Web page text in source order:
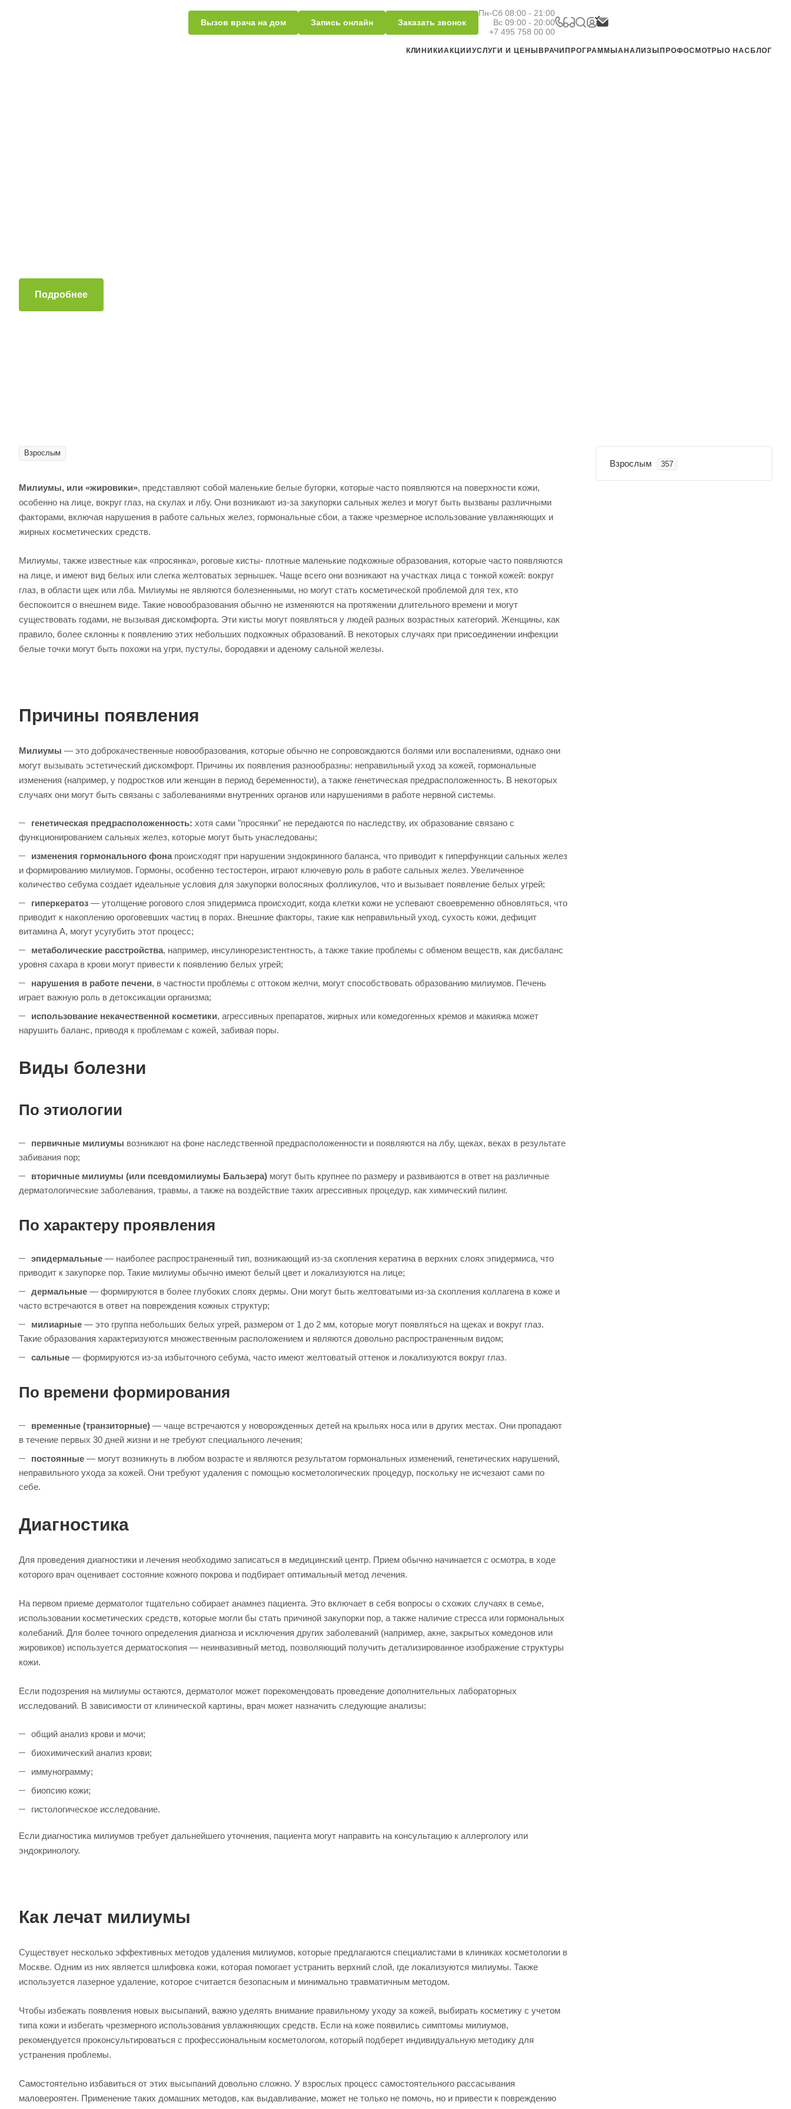
Вызов врача на дом Запись онлайн Заказать звонок
Пн-Сб 08:00 - 21:00
Вс 09:00 - 20:00
+7 495 758 00 00
КЛИНИКИАКЦИИУСЛУГИ И ЦЕНЫ ВРАЧИ ПРОГРАММЫАНАЛИЗЫ ПРОФОСМОТРЫО НАС БЛОГ
Подробнее
Взрослым
Милиумы, или «жировики», представляют собой маленькие белые бугорки, которые часто появляются на поверхности кожи,
особенно на лице, вокруг глаз, на скулах и лбу. Они возникают из-за закупорки сальных желез и могут быть вызваны различными
факторами, включая нарушения в работе сальных желез, гормональные сбои, а также чрезмерное использование увлажняющих и
жирных косметических средств.
Милиумы, также известные как «просянка», роговые кисты- плотные маленькие подкожные образования, которые часто появляются
на лице, и имеют вид белых или слегка желтоватых зернышек. Чаще всего они возникают на участках лица с тонкой кожей: вокруг
глаз, в области щек или лба. Милиумы не являются болезненными, но могут стать косметической проблемой для тех, кто
беспокоится о внешнем виде. Такие новообразования обычно не изменяются на протяжении длительного времени и могут
существовать годами, не вызывая дискомфорта. Эти кисты могут появляться у людей разных возрастных категорий. Женщины, как
правило, более склонны к появлению этих небольших подкожных образований. В некоторых случаях при присоединении инфекции
белые точки могут быть похожи на угри, пустулы, бородавки и аденому сальной железы.
Причины появления
Милиумы — это доброкачественные новообразования, которые обычно не сопровождаются болями или воспалениями, однако они
могут вызывать эстетический дискомфорт. Причины их появления разнообразны: неправильный уход за кожей, гормональные
изменения (например, у подростков или женщин в период беременности), а также генетическая предрасположенность. В некоторых
случаях они могут быть связаны с заболеваниями внутренних органов или нарушениями в работе нервной системы.
генетическая предрасположенность: хотя сами "просянки" не передаются по наследству, их образование связано с
функционированием сальных желез, которые могут быть унаследованы;
изменения гормонального фонапроисходят при нарушении эндокринного баланса, что приводит к гиперфункции сальных желез
и формированию милиумов. Гормоны, особенно тестостерон, играют ключевую роль в работе сальных желез. Увеличенное
количество себума создает идеальные условия для закупорки волосяных фолликулов, что и вызывает появление белых угрей;
гиперкератоз — утолщение рогового слоя эпидермиса происходит, когда клетки кожи не успевают своевременно обновляться, что
приводит к накоплению ороговевших частиц в порах. Внешние факторы, такие как неправильный уход, сухость кожи, дефицит
витамина A, могут усугубить этот процесс;
метаболические расстройства, например, инсулинорезистентность, а также такие проблемы с обменом веществ, как дисбаланс
уровня сахара в крови могут привести к появлению белых угрей;
нарушения в работе печени, в частности проблемы с оттоком желчи, могут способствовать образованию милиумов. Печень
играет важную роль в детоксикации организма;
использование некачественной косметики, агрессивных препаратов, жирных или комедогенных кремов и макияжа может
нарушить баланс, приводя к проблемам с кожей, забивая поры.
Виды болезни
По этиологии
первичные милиумы возникают на фоне наследственной предрасположенности и появляются на лбу, щеках, веках в результате
забивания пор;
вторичные милиумы (или псевдомилиумы Бальзера) могут быть крупнее по размеру и развиваются в ответ на различные
дерматологические заболевания, травмы, а также на воздействие таких агрессивных процедур, как химический пилинг.
По характеру проявления
эпидермальные — наиболее распространенный тип, возникающий из-за скопления кератина в верхних слоях эпидермиса, что
приводит к закупорке пор. Такие милиумы обычно имеют белый цвет и локализуются на лице;
дермальные — формируются в более глубоких слоях дермы. Они могут быть желтоватыми из-за скопления коллагена в коже и
часто встречаются в ответ на повреждения кожных структур;
милиарные — это группа небольших белых угрей, размером от 1 до 2 мм, которые могут появляться на щеках и вокруг глаз.
Такие образования характеризуются множественным расположением и являются довольно распространенным видом;
сальные — формируются из-за избыточного себума, часто имеют желтоватый оттенок и локализуются вокруг глаз.
По времени формирования
временные (транзиторные) — чаще встречаются у новорожденных детей на крыльях носа или в других местах. Они пропадают
в течение первых 30 дней жизни и не требуют специального лечения;
постоянные — могут возникнуть в любом возрасте и являются результатом гормональных изменений, генетических нарушений,
неправильного ухода за кожей. Они требуют удаления с помощью косметологических процедур, поскольку не исчезают сами по
себе.
Диагностика
Для проведения диагностики и лечения необходимо записаться в медицинский центр. Прием обычно начинается с осмотра, в ходе
которого врач оценивает состояние кожного покрова и подбирает оптимальный метод лечения.
На первом приеме дерматолог тщательно собирает анамнез пациента. Это включает в себя вопросы о схожих случаях в семье,
использовании косметических средств, которые могли бы стать причиной закупорки пор, а также наличие стресса или гормональных
колебаний. Для более точного определения диагноза и исключения других заболеваний (например, акне, закрытых комедонов или
жировиков) используется дерматоскопия — неинвазивный метод, позволяющий получить детализированное изображение структуры
кожи.
Если подозрения на милиумы остаются, дерматолог может порекомендовать проведение дополнительных лабораторных
исследований. В зависимости от клинической картины, врач может назначить следующие анализы:
общий анализ крови и мочи;
биохимический анализ крови;
иммунограмму;
биопсию кожи;
гистологическое исследование.
Если диагностика милиумов требует дальнейшего уточнения, пациента могут направить на консультацию к аллергологу или
эндокринологу.
Как лечат милиумы
Существует несколько эффективных методов удаления милиумов, которые предлагаются специалистами в клиниках косметологии в
Москве. Одним из них является шлифовка кожи, которая помогает устранить верхний слой, где локализуются милиумы. Также
используется лазерное удаление, которое считается безопасным и минимально травматичным методом.
Чтобы избежать появления новых высыпаний, важно уделять внимание правильному уходу за кожей, выбирать косметику с учетом
типа кожи и избегать чрезмерного использования увлажняющих средств. Если на коже появились симптомы милиумов,
рекомендуется проконсультироваться с профессиональным косметологом, который подберет индивидуальную методику для
устранения проблемы.
Самостоятельно избавиться от этих высыпаний довольно сложно. У взрослых процесс самостоятельного рассасывания
маловероятен. Применение таких домашних методов, как выдавливание, может не только не помочь, но и привести к повреждению
Взрослым 357